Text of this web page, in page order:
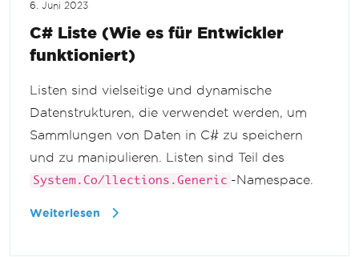
6. Juni 2023
C# Liste (Wie es für Entwickler
funktioniert)
Listen sind vielseitige und dynamische
Datenstrukturen, die verwendet werden, um
Sammlungen von Daten in C# zu speichern
und zu manipulieren. Listen sind Teil des
System.Co/llections.Generic -Namespace.
Weiterlesen